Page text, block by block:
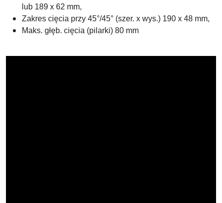
lub 189 x 62 mm,
Zakres cięcia przy 45°/45° (szer. x wys.) 190 x 48 mm,
Maks. głęb. cięcia (pilarki) 80 mm